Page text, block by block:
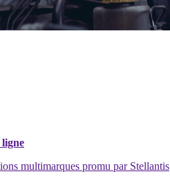
multimarques promu par Stellantis